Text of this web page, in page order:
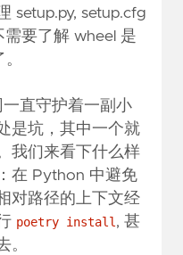
setup.py, setup.cfg
需要了解 wheel 是
直守护着一副小
是坑，其中一个就
我们来看下什么样
在 Python 中避免
对路径的上下文经
poetry install, 甚
。